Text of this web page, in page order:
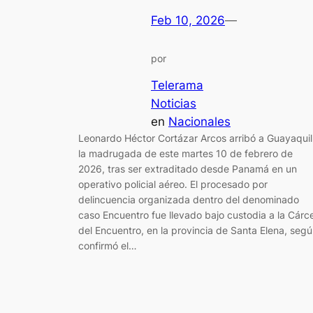
Feb 10, 2026—
por
Telerama
Noticias
en Nacionales
Leonardo Héctor Cortázar Arcos arribó a Guayaquil
la madrugada de este martes 10 de febrero de
2026, tras ser extraditado desde Panamá en un
operativo policial aéreo. El procesado por
delincuencia organizada dentro del denominado
caso Encuentro fue llevado bajo custodia a la
del Encuentro, en la provincia de Santa Elena,
confirmó el…